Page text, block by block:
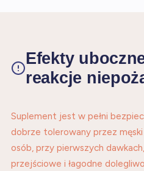
Efekty
reakcje
Suplement jest w pełni
dobrze tolerowany przez
osób, przy pierwszych
przejściowe i łagodne